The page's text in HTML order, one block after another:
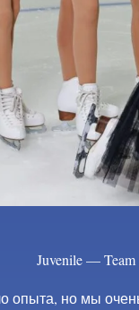
Juvenile —
опыта, но мы